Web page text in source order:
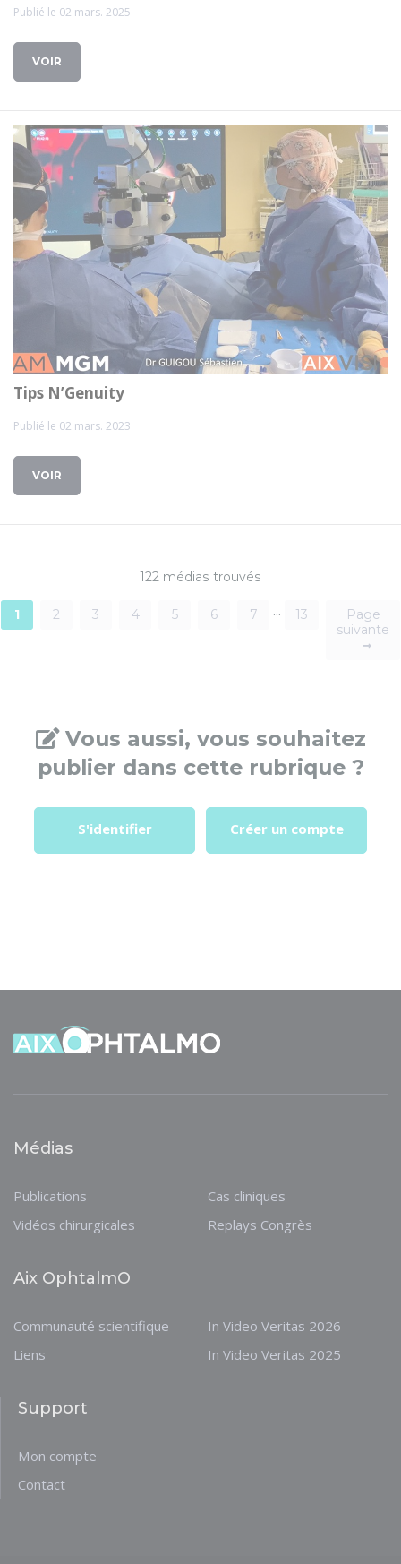
Publié le 02 mars. 2025
VOIR
Tips N’Genuity
Publié le 02 mars. 2023
VOIR
122 médias trouvés
1 2 3 4 5 6 7 ... 13
Page
suivante
Vous aussi, vous souhaitez
publier dans cette rubrique ?
S'identifier Créer un compte
Médias
Publications
Vidéos chirurgicales
Cas cliniques
Replays Congrès
Aix OphtalmO
Communauté scientifique
Liens
In Video Veritas 2026
In Video Veritas 2025
Support
Mon compte
Contact